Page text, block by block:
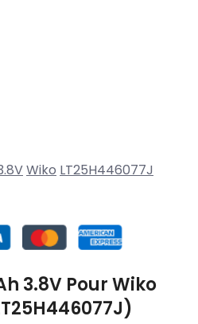
Wiko LT25H446077J
3.8V Pour Wiko